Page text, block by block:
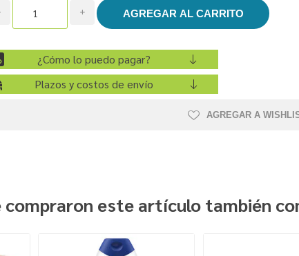
i
¿Cómo lo puedo pagar?
Plazos y costos de envío
AGREGAR A
compraron este artículo también